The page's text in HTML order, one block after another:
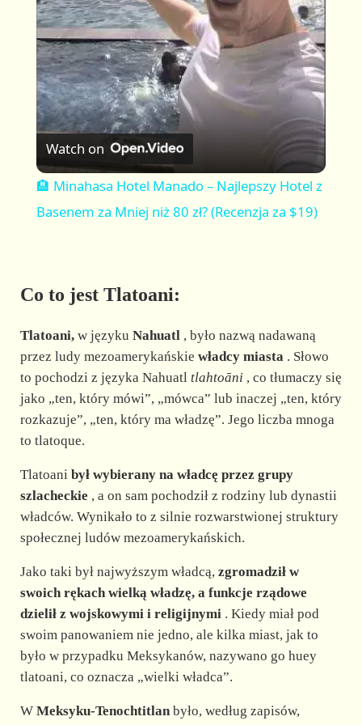
a
y
V
i
o
Watch on
🏨 Minahasa Hotel Manado – Najlepszy Hotel z
Basenem za Mniej niż 80 zł? (Recenzja za $19)
Co to jest Tlatoani:
Tlatoani,w języku Nahuatl, było nazwą nadawaną
przez ludy mezoamerykańskie władcy miasta. Słowo
to pochodzi z języka Nahuatl tlahtoāni , co tłumaczy się
jako „ten, który mówi”, „mówca” lub inaczej „ten, który
rozkazuje”, „ten, który ma władzę”. Jego liczba mnoga
to tlatoque.
Tlatoani był wybierany na władcę przez grupy
szlacheckie , a on sam pochodził z rodziny lub dynastii
władców. Wynikało to z silnie rozwarstwionej struktury
społecznej ludów mezoamerykańskich.
Jako taki był najwyższym władcą, zgromadził w
swoich rękach wielką władzę, a funkcje rządowe
dzielił z wojskowymi i religijnymi. Kiedy miał pod
swoim panowaniem nie jedno, ale kilka miast, jak to
było w przypadku Meksykanów, nazywano go huey
tlatoani, co oznacza „wielki władca”.
W Meksyku-Tenochtitlanbyło, według zapisów,